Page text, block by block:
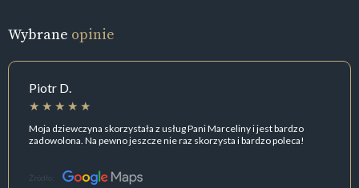
Wybrane opinie
Piotr D.
Moja dziewczyna skorzystała z usług Pani Marceliny i jest bardzo
zadowolona. Na pewno jeszcze nie raz skorzysta i bardzo poleca!
Źródło: